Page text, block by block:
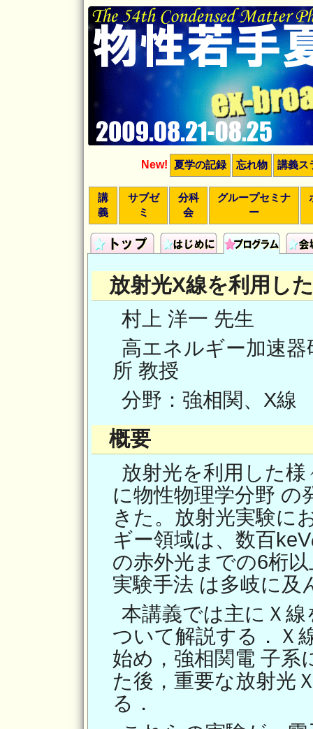
New! 夏学の記録 忘れ物 講義ス
講
義
サブゼ
ミ
分科
会
グループセミナ
ー
放射光X線を利用し
村上 洋一 先生
高エネルギー加速
所 教授
分野：強相関、X線
概要
放射光を利用した
に物性物理学分野 の
きた。放射光実験に
ギー領域は、数百
の赤外光までの6桁
実験手法 は多岐に及
本講義では主にＸ
ついて解説する．Ｘ
始め，強相関電 子系
た後，重要な放射光
る．